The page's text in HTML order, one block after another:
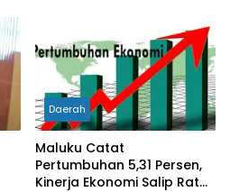
Daerah
Maluku Catat
Pertumbuhan 5,31 Persen,
Kinerja Ekonomi Salip Rata-